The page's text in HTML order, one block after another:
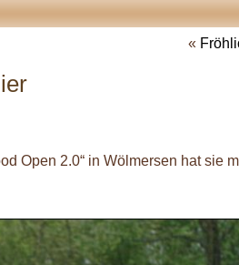
«
Open 2.0“ in Wölmersen hat sie